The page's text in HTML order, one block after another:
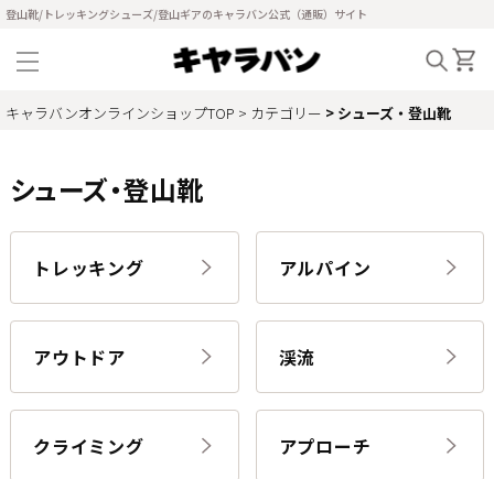
登山靴/トレッキングシューズ/登山ギアのキャラバン公式（通販）サイト
キャラバンオンラインショップTOP カテゴリー シューズ・登山靴
シューズ・登山靴
トレッキング アルパイン
アウトドア 渓流
クライミング アプローチ